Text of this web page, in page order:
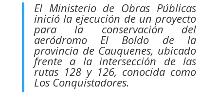
El Ministerio de Obras Públicas
inició la ejecución de un proyecto
para la conservación del
aeródromo El Boldo de la
provincia de Cauquenes, ubicado
frente a la intersección de las
rutas 128 y 126, conocida como
Los Conquistadores.